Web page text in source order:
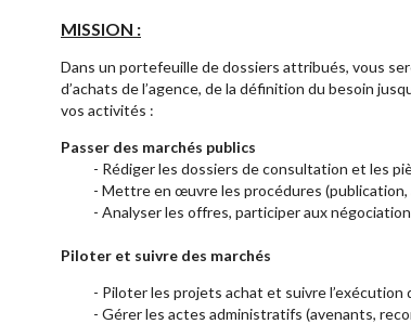
MISSION :
Dans un portefeuille de dossiers attribués, vous
d’achats de l’agence, de la définition du besoin
vos activités :
Passer des marchés publics
- Rédiger les dossiers de consultation et les
- Mettre en œuvre les procédures (publication,
- Analyser les offres, participer aux
Piloter et suivre des marchés
- Piloter les projets achat et suivre l’exécution
- Gérer les actes administratifs (avenants,